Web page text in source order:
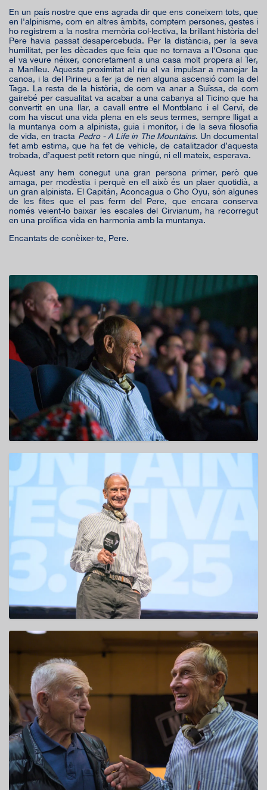
En un país nostre que ens agrada dir que ens coneixem tots, que
en l'alpinisme, com en altres àmbits, comptem persones, gestes i
ho registrem a la nostra memòria col·lectiva, la brillant història del
Pere havia passat desapercebuda. Per la distància, per la seva
humilitat, per les dècades que feia que no tornava a l'Osona que
el va veure néixer, concretament a una casa molt propera al Ter,
a Manlleu. Aquesta proximitat al riu el va impulsar a manejar la
canoa, i la del Pirineu a fer ja de nen alguna ascensió com la del
Taga. La resta de la història, de com va anar a Suïssa, de com
gairebé per casualitat va acabar a una cabanya al Ticino que ha
convertit en una llar, a cavall entre el Montblanc i el Cerví, de
com ha viscut una vida plena en els seus termes, sempre lligat a
la muntanya com a alpinista, guia i monitor, i de la seva filosofia
de vida, en tracta Pedro - A Life in The Mountains. Un documental
fet amb estima, que ha fet de vehicle, de catalitzador d’aquesta
trobada, d’aquest petit retorn que ningú, ni ell mateix, esperava.
Aquest any hem conegut una gran persona primer, però que
amaga, per modèstia i perquè en ell això és un plaer quotidià, a
un gran alpinista. El Capitán, Aconcagua o Cho Oyu, són algunes
de les fites que el pas ferm del Pere, que encara conserva
només veient-lo baixar les escales del Cirvianum, ha recorregut
en una prolífica vida en harmonia amb la muntanya.
Encantats de conèixer-te, Pere.